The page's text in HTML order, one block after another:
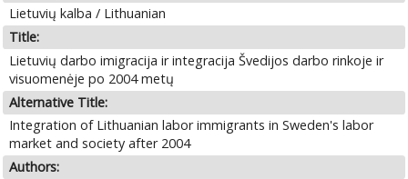
Lietuvių kalba / Lithuanian
Title:
Lietuvių darbo imigracija ir integracija Švedijos darbo rinkoje ir
visuomenėje po 2004 metų
Alternative Title:
Integration of Lithuanian labor immigrants in Sweden's labor
market and society after 2004
Authors: